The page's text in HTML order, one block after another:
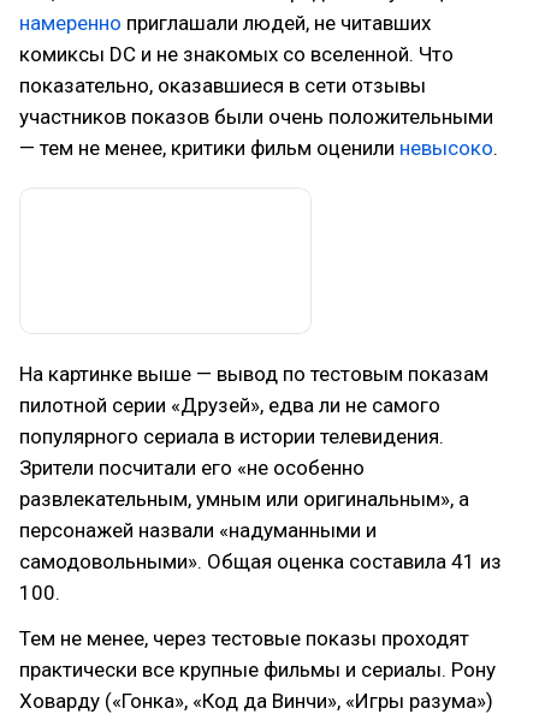
намеренно приглашали людей, не читавших
комиксы DC и не знакомых со вселенной. Что
показательно, оказавшиеся в сети отзывы
участников показов были очень положительными
— тем не менее, критики фильм оценили невысоко.
На картинке выше — вывод по тестовым показам
пилотной серии «Друзей», едва ли не самого
популярного сериала в истории телевидения.
Зрители посчитали его «не особенно
развлекательным, умным или оригинальным», а
персонажей назвали «надуманными и
самодовольными». Общая оценка составила 41 из
100.
Тем не менее, через тестовые показы проходят
практически все крупные фильмы и сериалы. Рону
Ховарду («Гонка», «Код да Винчи», «Игры разума»)